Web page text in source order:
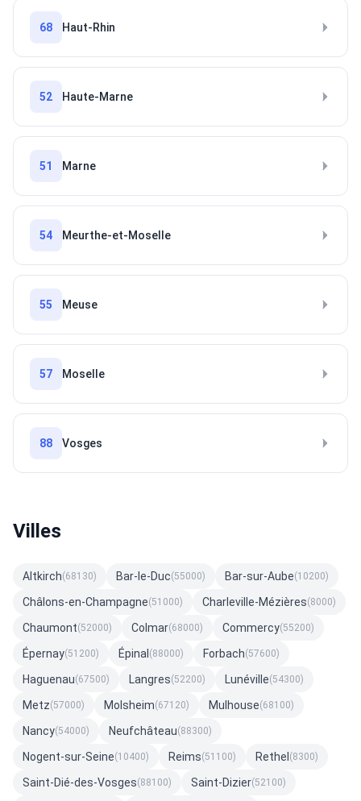
68 Haut-Rhin
52 Haute-Marne
51 Marne
54 Meurthe-et-Moselle
55 Meuse
57 Moselle
88 Vosges
Villes
Altkirch(68130) Bar-le-Duc(55000) Bar-sur-Aube(10200)
Châlons-en-Champagne(51000) Charleville-Mézières(8000)
Chaumont(52000) Colmar(68000) Commercy(55200)
Épernay(51200) Épinal (88000) Forbach(57600)
Haguenau(67500) Langres(52200) Lunéville(54300)
Metz(57000) Molsheim(67120) Mulhouse(68100)
Nancy(54000) Neufchâteau(88300)
Nogent-sur-Seine(10400) Reims(51100) Rethel (8300)
Saint-Dié-des-Vosges(88100) Saint-Dizier(52100)